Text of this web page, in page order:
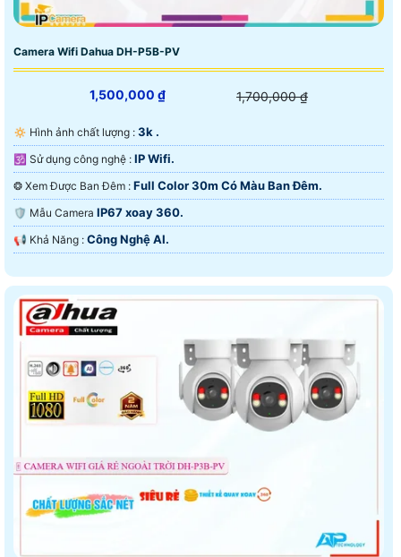
Camera Wifi Dahua DH-P5B-PV
1,500,000 ₫ 1,700,000 ₫
🔅 Hình ảnh chất lượng : 3k .
🕉️ Sử dụng công nghệ : IP Wifi.
❂ Xem Được Ban Đêm : Full Color 30m Có Màu Ban Ðêm.
🛡 Mẫu Camera IP67 xoay 360.
️📢 Khả Năng : Công Nghệ AI.